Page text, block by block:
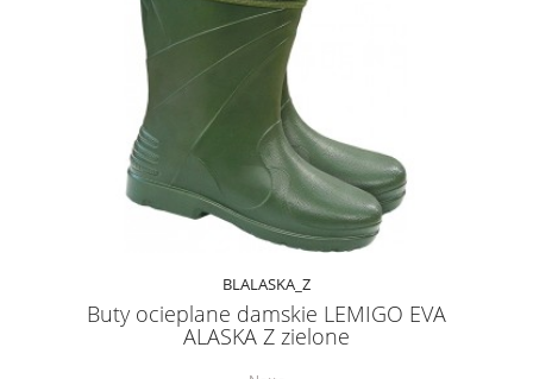
BLALASKA_Z
Buty ocieplane damskie LEMIGO EVA
ALASKA Z zielone